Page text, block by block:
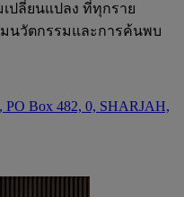
ปลี่ยนแปลง ที่ทุกราย
มนวัตกรรมและการค้นพบ
PO Box 482, 0, SHARJAH,